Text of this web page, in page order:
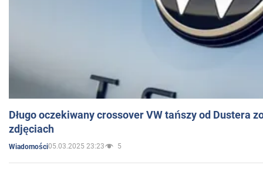
Długo oczekiwany crossover VW tańszy od Dustera
zdjęciach
Wiadomości05.03.2025 23:23 5